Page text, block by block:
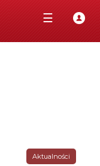
☰
Aktualności